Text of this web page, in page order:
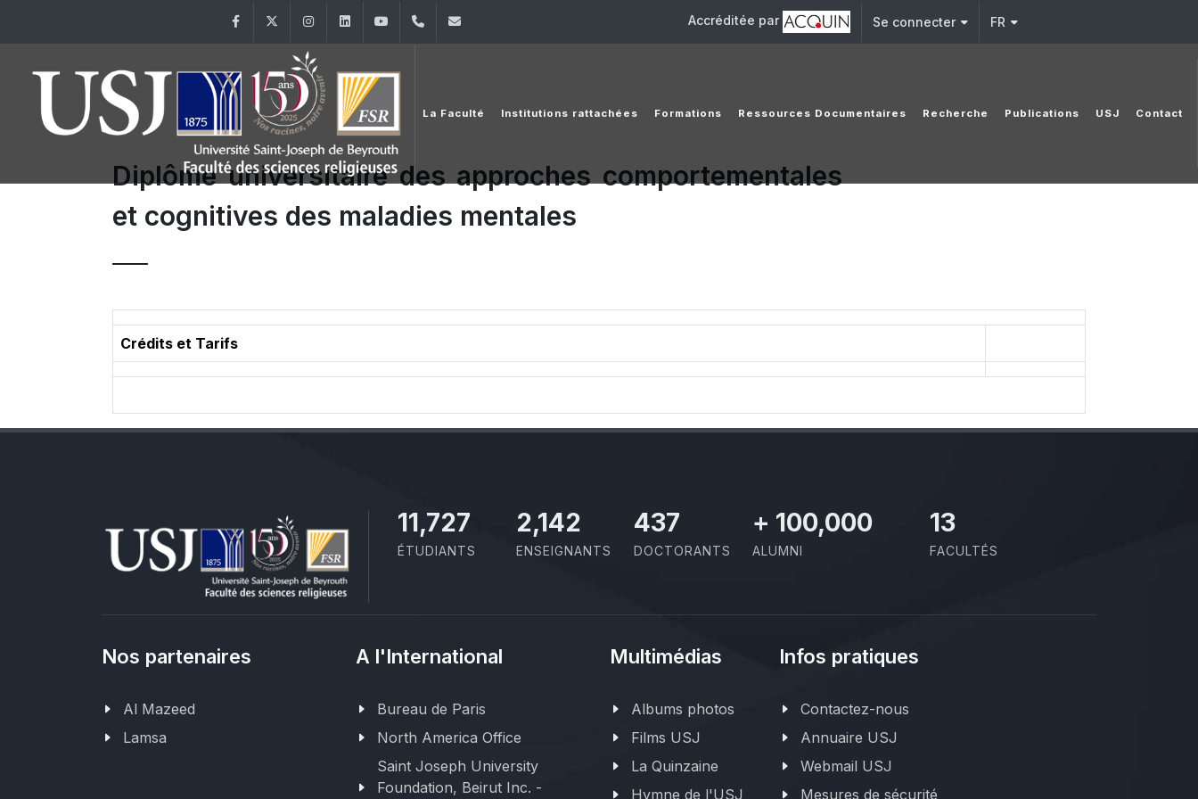
FacebookTwitter InstagramLinkedInYouTube+961 (1) 421 586 Accréditée par Se connecter FR
La Faculté Institutions rattachées Formations Ressources Documentaires Recherche Publications USJ Contact
Diplôme universitaire des approches comportementales
et cognitives des maladies mentales
Crédits et Tarifs
11,727
ÉTUDIANTS
2,142
ENSEIGNANTS
437
DOCTORANTS
+ 100,000
ALUMNI
13
FACULTÉS
Nos partenaires
Al Mazeed
Lamsa
A l'International
Bureau de Paris
North America Office
Saint Joseph University
Foundation, Beirut Inc. -
Multimédias
Albums photos
Films USJ
La Quinzaine
Hymne de l'USJ
Infos pratiques
Contactez-nous
Annuaire USJ
Webmail USJ
Mesures de sécurité